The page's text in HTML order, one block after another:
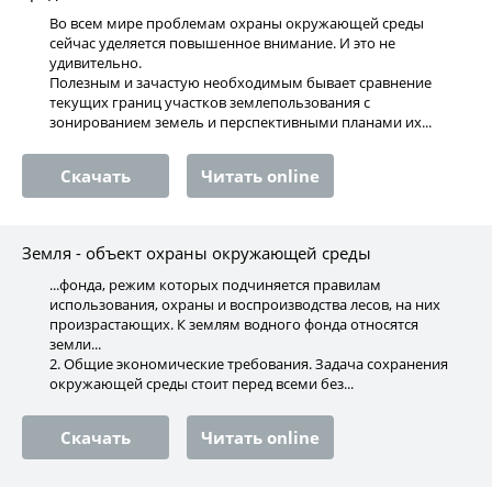
Во всем мире проблемам охраны окружающей среды
сейчас уделяется повышенное внимание. И это не
удивительно.
Полезным и зачастую необходимым бывает сравнение
текущих границ участков землепользования с
зонированием земель и перспективными планами их...
Скачать Читать online
Земля - объект охраны окружающей среды
...фонда, режим которых подчиняется правилам
использования, охраны и воспроизводства лесов, на них
произрастающих. К землям водного фонда относятся
земли...
2. Общие экономические требования. Задача сохранения
окружающей среды стоит перед всеми без...
Скачать Читать online